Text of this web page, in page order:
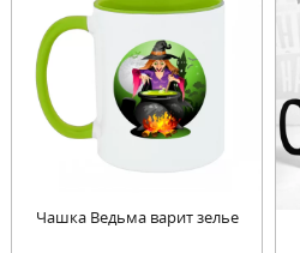
Чашка Ведьма варит зелье